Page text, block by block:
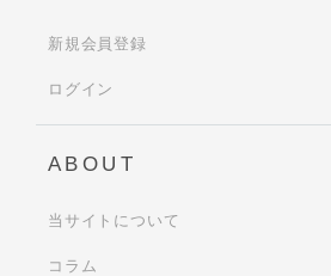
新規会員登録
ログイン
ABOUT
当サイトについて
コラム